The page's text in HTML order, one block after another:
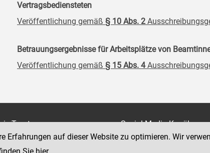
Vertragsbediensteten
Veröffentlichung gemäß § 10 Abs. 2
Betrauungsergebnisse für Arbeitsplätze von
Veröffentlichung gemäß § 15 Abs. 4
Trautson
7
Wien
Social Media Kanäle
der Justiz und des BMJ
Erfahrungen auf dieser Website zu optimieren. Wir